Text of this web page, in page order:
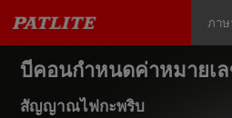
บีคอนกำหนดค่าหมายเ
สัญญาณไฟกะพริบ